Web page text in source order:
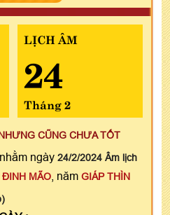
LỊCH ÂM
24
Tháng 2
CŨNG CHƯA TỐT
nhằm ngày 24/2/2024 Âm lịch
ĐINH MÃO , năm GIÁP THÌN